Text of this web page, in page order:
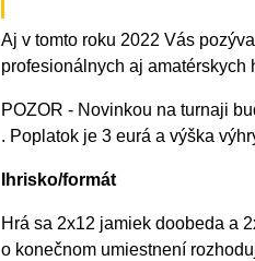
Aj v tomto roku 2022 Vás
profesionálnych aj amatérskych
POZOR - Novinkou na turnaji
. Poplatok je 3 eurá a výška
Ihrisko/formát
Hrá sa 2x12 jamiek doobeda a
o konečnom umiestnení